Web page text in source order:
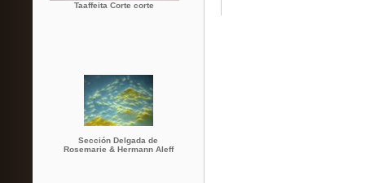
Taaffeita Corte corte
Sección Delgada de
Rosemarie & Hermann Aleff